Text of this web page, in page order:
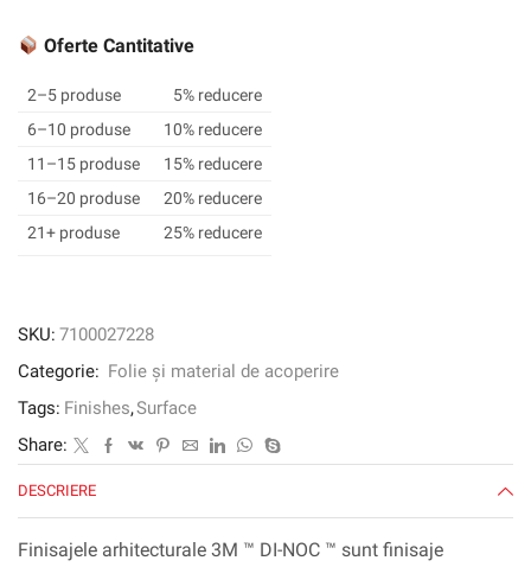
de
arhitecturală
™
DI-
NOC
mm
50
m
Oferte Cantitative
2–5 produse
5% reducere
6–10 produse
10% reducere
11–15 produse
15% reducere
16–20 produse
20% reducere
21+ produse
25% reducere
SKU: 7100027228
Categorie: Folie și material de acoperire
Tags: Finishes,Surface
Share:
DESCRIERE
Finisajele arhitecturale 3M ™ DI-NOC ™ sunt finisaje